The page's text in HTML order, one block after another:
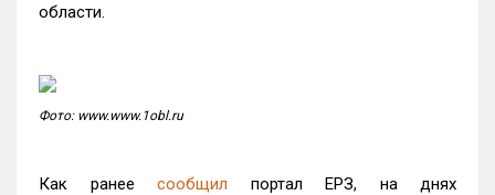
области.
Фото: www.www.1obl.ru
Как ранее сообщил портал ЕРЗ, на днях